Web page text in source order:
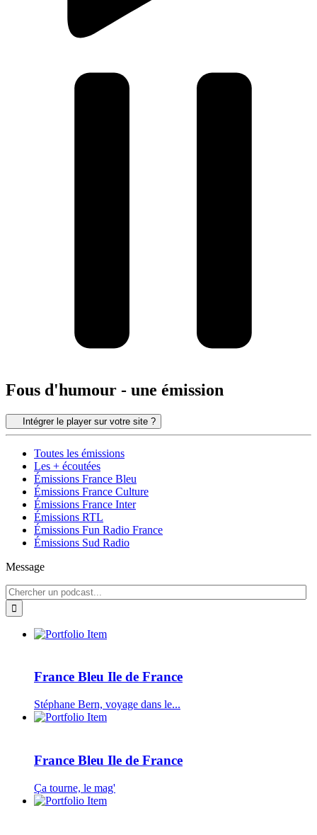
Fous d'humour - une émission
Intégrer le player sur votre site ?
Toutes les émissions
Les + écoutées
Émissions France Bleu
Émissions France Culture
Émissions France Inter
Émissions RTL
Émissions Fun Radio France
Émissions Sud Radio
Message
France Bleu Ile de France
Stéphane Bern, voyage dans le...
France Bleu Ile de France
Ça tourne, le mag'